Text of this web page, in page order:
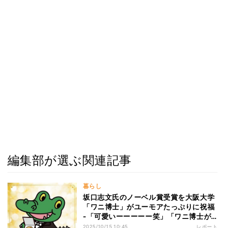
編集部が選ぶ関連記事
暮らし
坂口志文氏のノーベル賞受賞を大阪大学
「ワニ博士」がユーモアたっぷりに祝福
-「可愛いーーーーー笑」「ワニ博士が
受賞したみたいになってるやん!笑」と
2025/10/15 10:45 レポート